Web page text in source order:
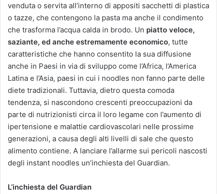
venduta o servita all’interno di appositi sacchetti di plastica
o tazze, che contengono la pasta ma anche il condimento
che trasforma l’acqua calda in brodo. Un piatto veloce,
saziante, ed anche estremamente economico, tutte
caratteristiche che hanno consentito la sua diffusione
anche in Paesi in via di sviluppo come l’Africa, l’America
Latina e l’Asia, paesi in cui i noodles non fanno parte delle
diete tradizionali. Tuttavia, dietro questa comoda
tendenza, si nascondono crescenti preoccupazioni da
parte di nutrizionisti circa il loro legame con l’aumento di
ipertensione e malattie cardiovascolari nelle prossime
generazioni, a causa degli alti livelli di sale che questo
alimento contiene. A lanciare l’allarme sui pericoli nascosti
degli instant noodles un’inchiesta del Guardian.
L’inchiesta del Guardian